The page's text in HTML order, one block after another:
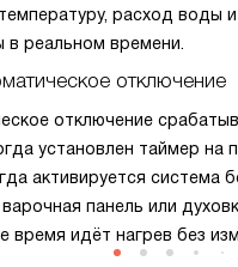
расход воды
реальном времени.
отключение
отключение
установлен таймер на
активируется система
панель или
время идёт нагрев без